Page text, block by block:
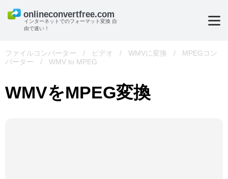
インターネットでのフォーマット変換 自
由で速い！
ファイルコンバーター / ビデオ / WMVに変換 /
MPEGコン
バーター
/ WMV to MPEG
WMVをMPEG変換